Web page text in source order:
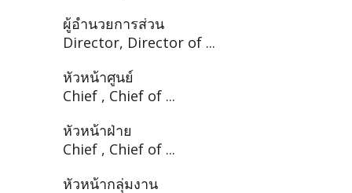
ผู้อำนวยการส่วน
Director, Director of ...
หัวหน้าศูนย์
Chief , Chief of ...
หัวหน้าฝ่าย
Chief , Chief of ...
หัวหน้ากลุ่มงาน